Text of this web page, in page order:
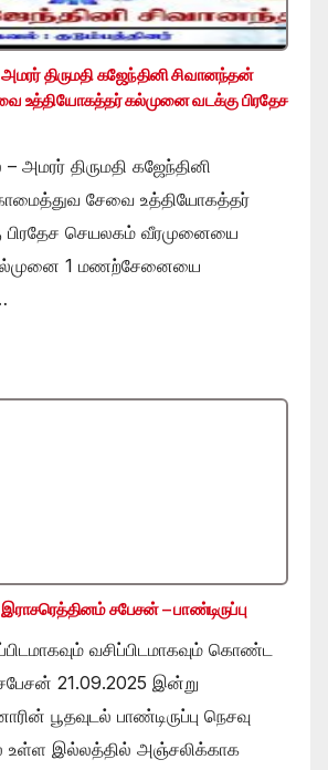
திருமதி கஜேந்தினி சிவானந்தன்
உத்தியோகத்தர் கல்முனை வடக்கு பிரதேச
அமரர் திருமதி கஜேந்தினி
சேவை உத்தியோகத்தர்
செயலகம் வீரமுனையை
கல்முனை 1 மணற்சேனையை
சபேசன் – பாண்டிருப்பு
வசிப்பிடமாகவும் கொண்ட
21.09.2025 இன்று
பூதவுடல் பாண்டிருப்பு நெசவு
உள்ள இல்லத்தில் அஞ்சலிக்காக